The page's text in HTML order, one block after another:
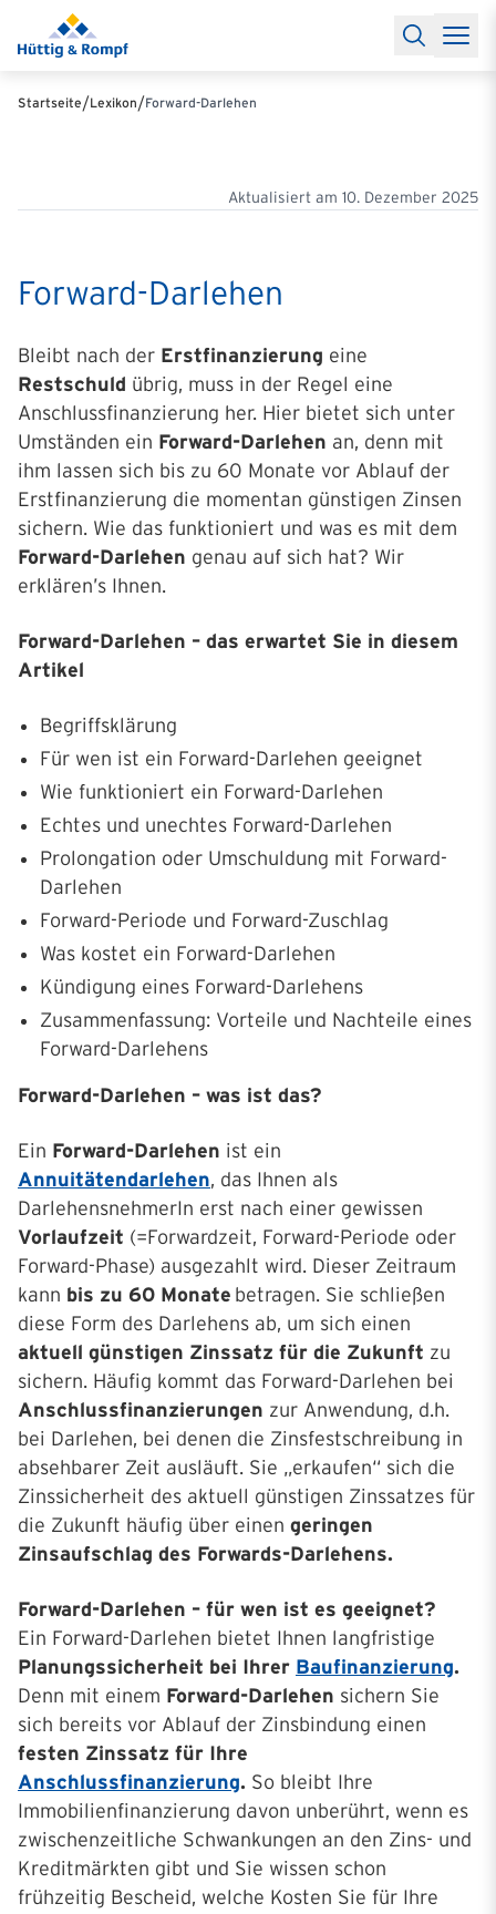
Baufinanzierung
RechnerBaufinanzierungsrechner
Anschlussfinanzierung
Partnerschaft
Partner werden
Käuferprofile 2026
Ihre Ansprechpartner
Startseite/Lexikon/Forward-Darlehen
Aktualisiert am 10. Dezember 2025
Forward-Darlehen
Bleibt nach der Erstfinanzierung eine
Restschuld übrig, muss in der Regel eine
Anschlussfinanzierung her. Hier bietet sich unter
Umständen ein Forward-Darlehen an, denn mit
ihm lassen sich bis zu 60 Monate vor Ablauf der
Erstfinanzierung die momentan günstigen Zinsen
sichern. Wie das funktioniert und was es mit dem
Forward-Darlehen genau auf sich hat? Wir
erklären’s Ihnen.
Forward-Darlehen – das erwartet Sie in diesem
Artikel
Begriffsklärung
Für wen ist ein Forward-Darlehen geeignet
Wie funktioniert ein Forward-Darlehen
Echtes und unechtes Forward-Darlehen
Prolongation oder Umschuldung mit Forward-
Darlehen
Forward-Periode und Forward-Zuschlag
Was kostet ein Forward-Darlehen
Kündigung eines Forward-Darlehens
Zusammenfassung: Vorteile und Nachteile eines
Forward-Darlehens
Forward-Darlehen – was ist das?
Ein Forward-Darlehen ist ein
Annuitätendarlehen, das Ihnen als
DarlehensnehmerIn erst nach einer gewissen
Vorlaufzeit (=Forwardzeit, Forward-Periode oder
Forward-Phase) ausgezahlt wird. Dieser Zeitraum
kann bis zu 60 Monate betragen. Sie schließen
diese Form des Darlehens ab, um sich einen
aktuell günstigen Zinssatz für die Zukunft zu
sichern. Häufig kommt das Forward-Darlehen bei
Anschlussfinanzierungen zur Anwendung, d.h.
bei Darlehen, bei denen die Zinsfestschreibung in
absehbarer Zeit ausläuft. Sie „erkaufen“ sich die
Zinssicherheit des aktuell günstigen Zinssatzes für
die Zukunft häufig über einen geringen
Zinsaufschlag des Forwards-Darlehens.
Forward-Darlehen – für wen ist es geeignet?
Ein Forward-Darlehen bietet Ihnen langfristige
Planungssicherheit bei Ihrer Baufinanzierung.
Denn mit einem Forward-Darlehen sichern Sie
sich bereits vor Ablauf der Zinsbindung einen
festen Zinssatz für Ihre
Anschlussfinanzierung. So bleibt Ihre
Immobilienfinanzierung davon unberührt, wenn es
zwischenzeitliche Schwankungen an den Zins- und
Kreditmärkten gibt und Sie wissen schon
frühzeitig Bescheid, welche Kosten Sie für Ihre